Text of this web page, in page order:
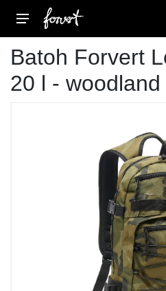
Batoh Forvert
20 l - woodland